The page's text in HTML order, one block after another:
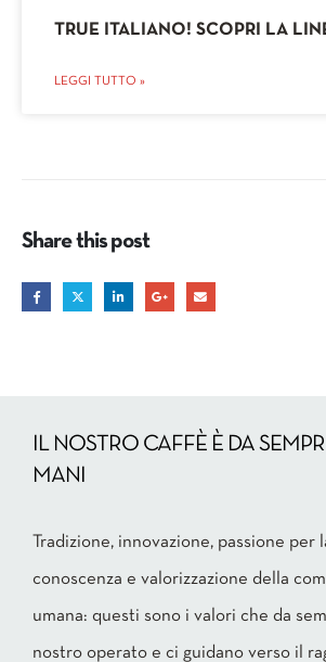
TRUE ITALIANO! SCOPRI LA
LEGGI TUTTO »
Share this post
IL NOSTRO CAFFÈ È DA
MANI
Tradizione, innovazione, passione per
conoscenza e valorizzazione della
umana: questi sono i valori che da
nostro operato e ci guidano verso il